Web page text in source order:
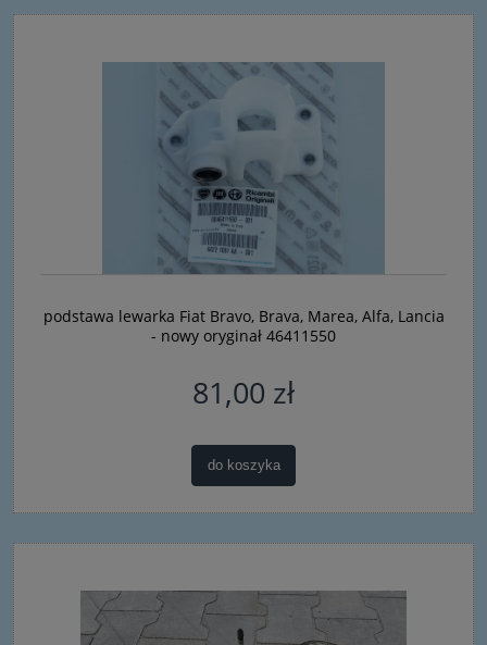
podstawa lewarka Fiat Bravo, Brava, Marea, Alfa, Lancia
- nowy oryginał 46411550
81,00 zł
do koszyka